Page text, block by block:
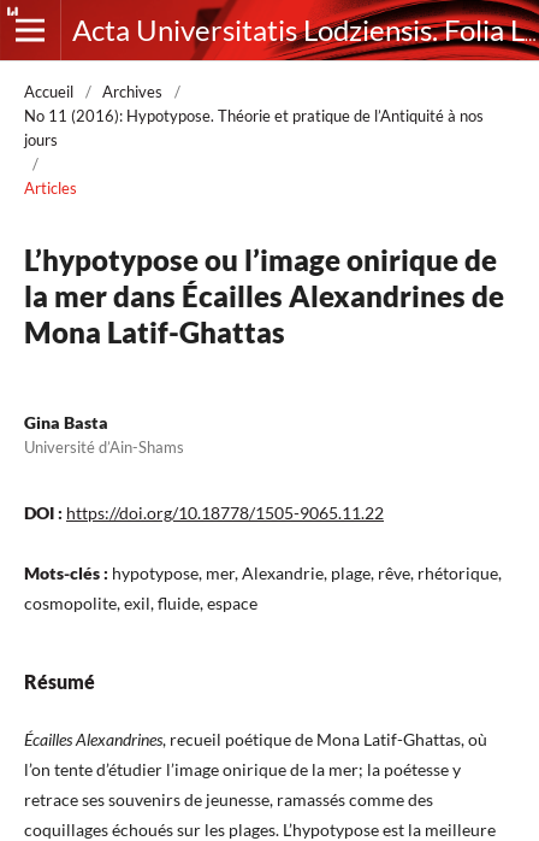
Acta Universitatis Lodziensis. Folia Litteraria Romanica
Accueil / Archives
/
No 11 (2016): Hypotypose. Théorie et pratique de l’Antiquité à nos
jours
/
Articles
L’hypotypose ou l’image onirique de
la mer dans Écailles Alexandrines de
Mona Latif-Ghattas
Gina Basta
Université d’Ain-Shams
DOI : https://doi.org/10.18778/1505-9065.11.22
Mots-clés : hypotypose, mer, Alexandrie, plage, rêve, rhétorique,
cosmopolite, exil, fluide, espace
Résumé
ÉcaillesAlexandrines, recueil poétique de Mona Latif-Ghattas, où
l’on tente d’étudier l’image onirique de la mer; la poétesse y
retrace ses souvenirs de jeunesse, ramassés comme des
coquillages échoués sur les plages. L’hypotypose est la meilleure